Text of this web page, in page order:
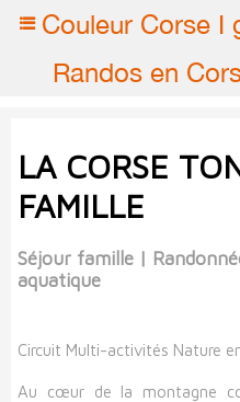
Couleur Corse I
Randos en
LA CORSE
FAMILLE
Séjour famille |
aquatique
Circuit Multi-activités Nature
Au cœur de la montagne